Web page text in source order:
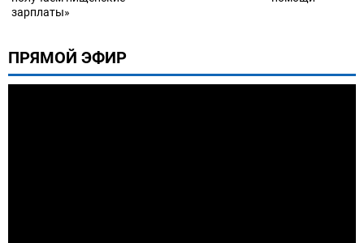
зарплаты»
ПРЯМОЙ ЭФИР